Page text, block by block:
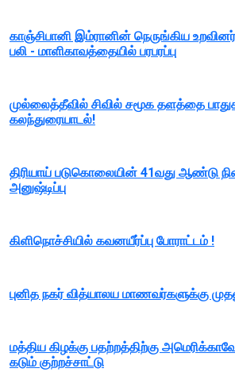
காஞ்சிபானி இம்ரானின் நெருங்கிய உறவினர்
பலி - மாளிகாவத்தையில் பரபரப்பு
முல்லைத்தீவில் சிவில் சமூக தளத்தை
கலந்துரையாடல்!
திரியாய் படுகொலையின் 41வது ஆண்டு
அனுஷ்டிப்பு
கிளிநொச்சியில் கவனயீர்ப்பு போராட்டம் !
புனித நகர் வித்யாலய மாணவர்களுக்கு
மத்திய கிழக்கு பதற்றத்திற்கு
கடும் குற்றச்சாட்டு